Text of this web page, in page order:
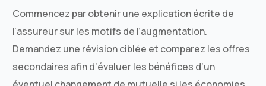
Commencez par obtenir une explication écrite de
l’assureur sur les motifs de l’augmentation.
Demandez une révision ciblée et comparez les offres
secondaires afin d’évaluer les bénéfices d’un